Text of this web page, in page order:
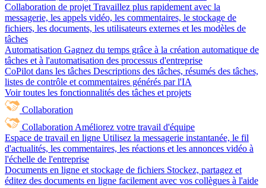
Collaboration de projet Travaillez plus rapidement avec la
messagerie, les appels vidéo, les commentaires, le stockage de
fichiers, les documents, les utilisateurs externes et les modèles de
tâches
Automatisation Gagnez du temps grâce à la création automatique de
tâches et à l'automatisation des processus d'entreprise
CoPilot dans les tâches Descriptions des tâches, résumés des tâches,
listes de contrôle et commentaires générés par l'IA
Voir toutes les fonctionnalités des tâches et projets
Collaboration
Collaboration Améliorez votre travail d'équipe
Espace de travail en ligne Utilisez la messagerie instantanée, le fil
d'actualités, les commentaires, les réactions et les annonces vidéo à
l'échelle de l'entreprise
Documents en ligne et stockage de fichiers Stockez, partagez et
éditez des documents en ligne facilement avec vos collègues à l'aide